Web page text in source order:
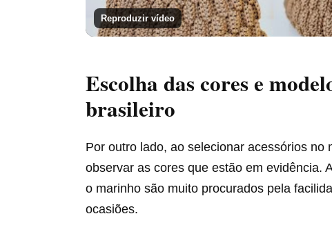
Reproduzir vídeo
Escolha das cores e
brasileiro
Por outro lado, ao selecionar acessórios no
observar as cores que estão em evidência.
o marinho são muito procurados pela
ocasiões.